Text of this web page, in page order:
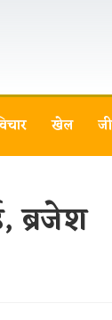
खेल
ब्रजेश